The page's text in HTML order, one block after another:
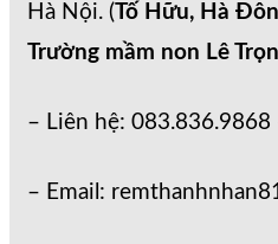
Hà Nội. ( Tố Hữu, Hà
Trường mầm non Lê
– Liên hệ:
– Email: